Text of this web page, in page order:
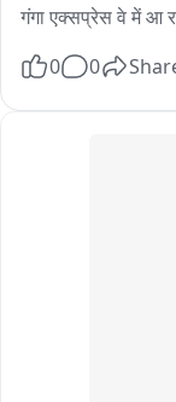
बाइट 3: — ज्योति
नदपुरा से राजपूत
गई है, जो जटाशंकर
गंगा एक्सप्रेस वे में आ
0 0